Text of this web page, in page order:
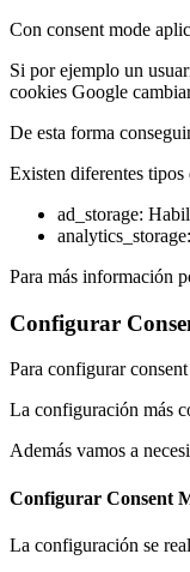
Con consent mode
Si por ejemplo un
cookies Google
De esta forma
Existen diferentes tipos
ad_storage:
Para más información
Configurar
Para configurar
La configuración más
Además vamos a
Configurar Consent
La configuración se